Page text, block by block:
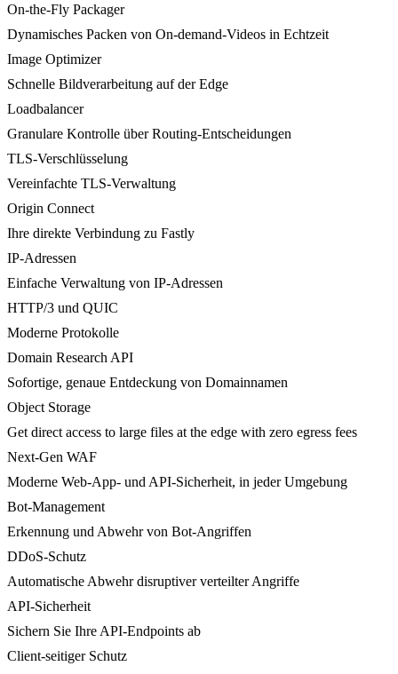
On-the-Fly Packager
Dynamisches Packen von On-demand-Videos in Echtzeit
Image Optimizer
Schnelle Bildverarbeitung auf der Edge
Loadbalancer
Granulare Kontrolle über Routing-Entscheidungen
TLS-Verschlüsselung
Vereinfachte TLS-Verwaltung
Origin Connect
Ihre direkte Verbindung zu Fastly
IP-Adressen
Einfache Verwaltung von IP-Adressen
HTTP/3 und QUIC
Moderne Protokolle
Domain Research API
Sofortige, genaue Entdeckung von Domainnamen
Object Storage
Get direct access to large files at the edge with zero egress fees
Next-Gen WAF
Moderne Web-App- und API-Sicherheit, in jeder Umgebung
Bot-Management
Erkennung und Abwehr von Bot-Angriffen
DDoS-Schutz
Automatische Abwehr disruptiver verteilter Angriffe
API-Sicherheit
Sichern Sie Ihre API-Endpoints ab
Client-seitiger Schutz